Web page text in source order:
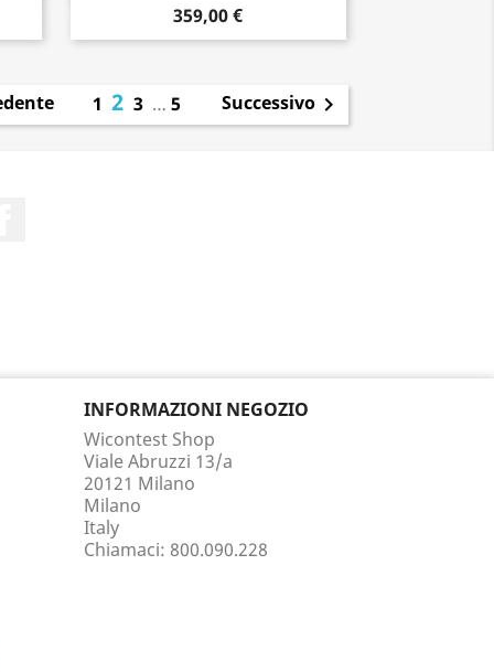
359,00 €
1 2 3 … 5 Successivo
INFORMAZIONI NEGOZIO
Wicontest Shop
Viale Abruzzi 13/a
20121 Milano
Milano
Italy
Chiamaci: 800.090.228